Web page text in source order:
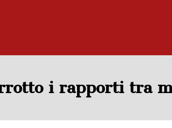
i rapporti tra